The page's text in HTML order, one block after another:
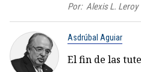
Por: Alexis L. Leroy
Asdrúbal Aguiar
El fin de las